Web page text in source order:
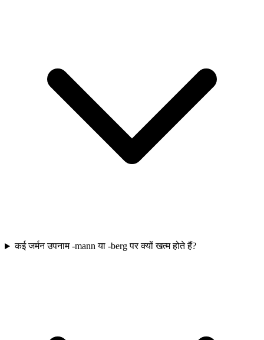
कई जर्मन उपनाम -mann या -berg पर क्यों खत्म होते हैं?